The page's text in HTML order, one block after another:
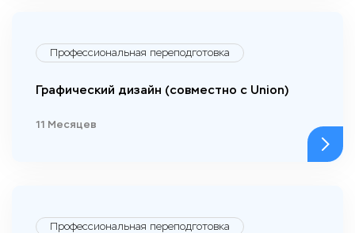
Профессиональная переподготовка
Графический дизайн (совместно с Union)
11 Месяцев
Профессиональная переподготовка